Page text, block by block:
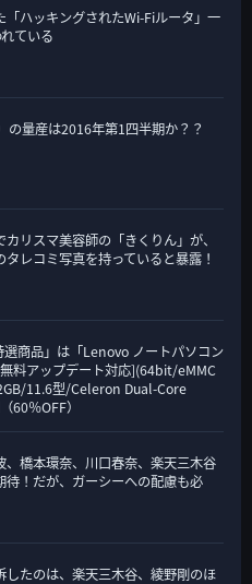
「ハッキングされたWi-Fiルータ」一
ている
の量産は2016年第1四半期か？？
リスマ美容師の「きくりん」が、
レコミ写真を持っていると暴露！
商品」は「Lenovo ノートパソコン
料アップデート対応](64bit/eMMC
11.6型/Celeron Dual-Core
60％OFF）
、橋本環奈、川口春奈、楽天三木谷
待！だが、ガーシーへの配慮も必
したのは、楽天三木谷、綾野剛のほ